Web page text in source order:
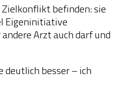
befinden: sie
Eigeninitiative
Arzt auch darf und
deutlich besser – ich